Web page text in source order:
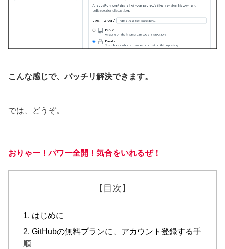
こんな感じで、バッチリ解決できます。
では、どうぞ。
おりゃー！パワー全開！ 気合をいれるぜ！
【目次】
1. はじめに
2. GitHubの無料プランに、アカウント登録する手
順